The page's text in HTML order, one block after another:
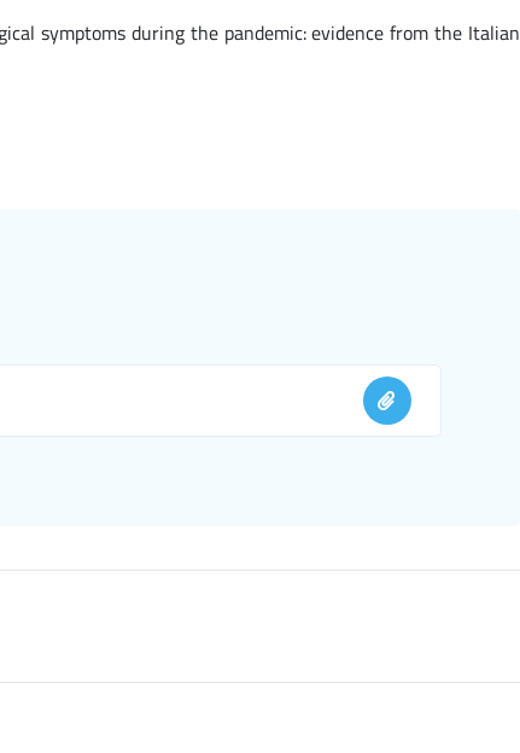
symptoms during the pandemic: evidence from the Italian